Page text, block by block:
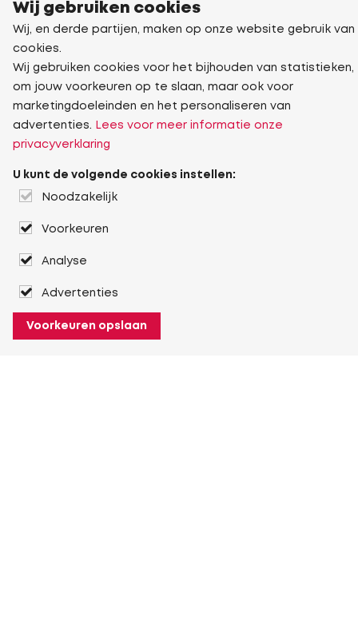
Wij gebruiken cookies
Wij, en derde partijen, maken op onze website gebruik van
cookies.
Wij gebruiken cookies voor het bijhouden van statistieken,
om jouw voorkeuren op te slaan, maar ook voor
marketingdoeleinden en het personaliseren van
advertenties.
Lees voor meer informatie onze
privacyverklaring
U kunt de volgende cookies instellen:
Noodzakelijk
Voorkeuren
Analyse
Advertenties
Voorkeuren opslaan